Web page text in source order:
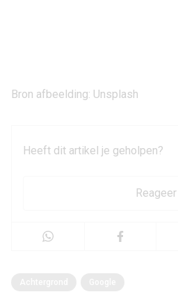
Bron afbeelding: Unsplash
Heeft dit artikel je geholpen?
Reageer